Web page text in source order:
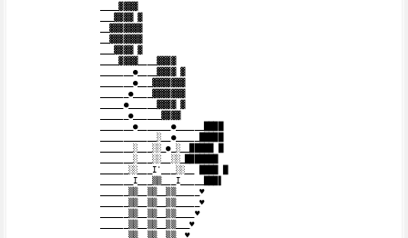
____▓▓▓▓
___▓▓▓▓ ▓
__▓▓▓▓▓▓▓
__▓▓▓▓▓▓▓
___▓▓▓▓ ▓
____▓▓▓▓____▓▓▓▓
_______●____▓▓▓▓ ▓
_______●___▓▓▓▓▓▓▓
______●____▓▓▓▓▓▓▓
_____●______▓▓▓▓ ▓
______●______▓▓▓▓
_______●_______●______████
____________░__●_____█████
_______░___░░_●_░__█████ █
_______░___░░__░░_███████
______░░___I'___░░__ ████ █
_______I___▒▒___I_____███▌
______▒▒__▒▒__▒▒_____♥
______▒▒__▒▒__▒▒_____♥
______▒▒__▒▒__▒▒____♥
______▒▒__▒▒__▒▒___♥
______▒▒__▒▒__▒▒__♥